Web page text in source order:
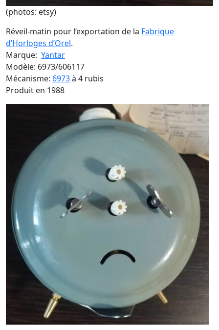
(photos: etsy)
Réveil-matin pour l’exportation de la Fabrique
d’Horloges d’Orel.
Marque: Yantar
Modèle: 6973/606117
Mécanisme: 6973à 4 rubis
Produit en 1988